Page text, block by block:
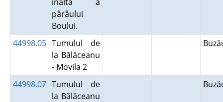
pârâului
Boului.
44998.05 Tumulul de
la Bălăceanu
- Movila 2
44998.07 Tumulul de
la Bălăceanu